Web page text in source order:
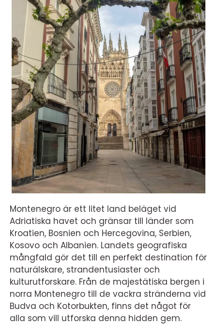
Montenegro är ett litet land beläget vid
Adriatiska havet och gränsar till länder som
Kroatien, Bosnien och Hercegovina, Serbien,
Kosovo och Albanien. Landets geografiska
mångfald gör det till en perfekt destination för
naturälskare, strandentusiaster och
kulturutforskare. Från de majestätiska bergen i
norra Montenegro till de vackra stränderna vid
Budva och Kotorbukten, finns det något för
alla som vill utforska denna hidden gem.